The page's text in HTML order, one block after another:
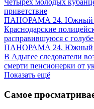
Четырех молодых
приветствие
ПАНОРАМА 24. Южный
Краснодарские
расправившуюся с
ПАНОРАМА 24. Южный
В Адыгее следователи
смерти пенсионерки от
Показать ещё
Самое